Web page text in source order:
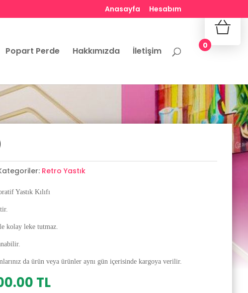
Anasayfa Hesabım
Popart Perde Hakkımızda İletişim
Retro Yastık
Yastık Kılıfı
kolay leke tutmaz.
da ürün veya ürünler aynı gün içerisinde kargoya verilir.
TLŞu
0